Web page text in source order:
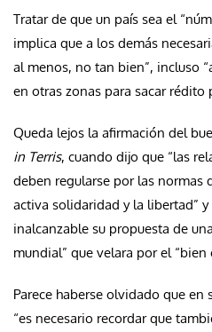
Tratar de que un país sea el
implica que a los demás
al menos, no tan bien”, incluso
en otras zonas para sacar rédito
Queda lejos la afirmación del
in Terris, cuando dijo que “las
deben regularse por las normas
activa solidaridad y la libertad”
inalcanzable su propuesta de
mundial” que velara por el “bien
Parece haberse olvidado que en
“es necesario recordar que